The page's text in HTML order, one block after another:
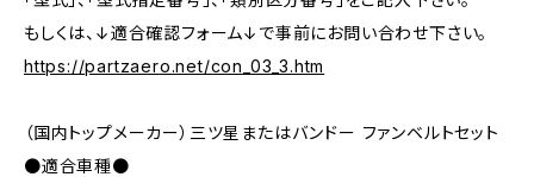
もしくは、↓適合確認フォーム↓で事前にお問い合わせ下さい。
https://partzaero.net/con_03_3.htm
（国内トップメーカー）三ツ星またはバンドー ファンベルトセット
●適合車種●